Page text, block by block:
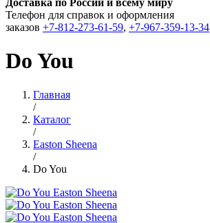
Доставка по России и всему миру
Телефон для справок и оформления
заказов +7-812-273-61-59, +7-967-359-13-34
Do You
Главная
/
Каталог
/
Easton Sheena
/
Do You